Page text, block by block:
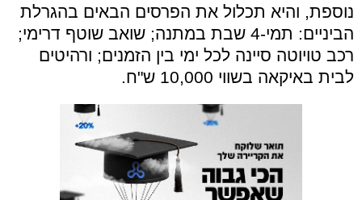
נוספת, והיא תכלול את הפרסים הבאים בהגרלת
הביניים: תמי-4 שבת במתנה; שואב שוטף דרימי;
רכב טויוטה סיינה לכל ימי בין הזמנים; ורהיטים
לבית באיקאה בשווי 10,000 ש"ח.